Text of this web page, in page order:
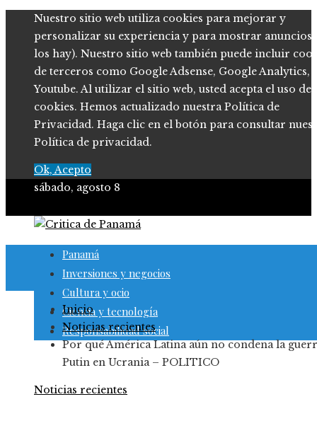
Nuestro sitio web utiliza cookies para mejorar y
personalizar su experiencia y para mostrar anuncios
los hay). Nuestro sitio web también puede incluir
de terceros como Google Adsense, Google Analytics,
Youtube. Al utilizar el sitio web, usted acepta el uso de
cookies. Hemos actualizado nuestra Política de
Privacidad. Haga clic en el botón para consultar
Política de privacidad.
Ok, Acepto
sábado, agosto 8
Panamá
Inversiones y negocios
Cultura y ocio
Ciencia y tecnología
Responsabilidad social
Inicio
Noticias recientes
Por qué América Latina aún no condena la
Putin en Ucrania – POLITICO
Noticias recientes